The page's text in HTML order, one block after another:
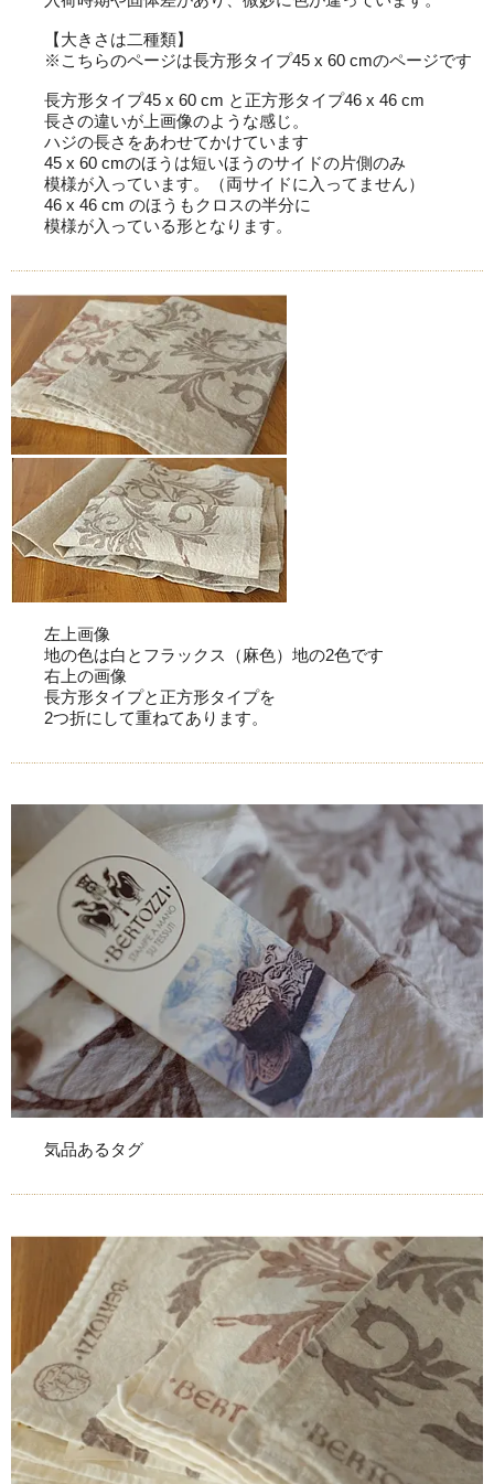
【大きさは二種類】
※こちらのページは長方形タイプ45 x 60 cmのページです
長方形タイプ45 x 60 cm と正方形タイプ46 x 46 cm
長さの違いが上画像のような感じ。
ハジの長さをあわせてかけています
45 x 60 cmのほうは短いほうのサイドの片側のみ
模様が入っています。（両サイドに入ってません）
46 x 46 cm のほうもクロスの半分に
模様が入っている形となります。
左上画像
地の色は白とフラックス（麻色）地の2色です
右上の画像
長方形タイプと正方形タイプを
2つ折にして重ねてあります。
気品あるタグ